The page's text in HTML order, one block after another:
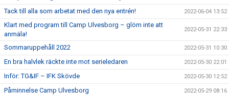
Tack till alla som arbetat med den nya entrén! 2022-06-04 13:52
Klart med program till Camp Ulvesborg – glöm inte att
anmäla!
2022-05-31 22:33
Sommaruppehåll 2022 2022-05-31 10:30
En bra halvlek räckte inte mot serieledaren 2022-05-30 22:01
Inför: TG&IF – IFK Skövde 2022-05-30 12:52
Påminnelse Camp Ulvesborg 2022-05-29 08:16